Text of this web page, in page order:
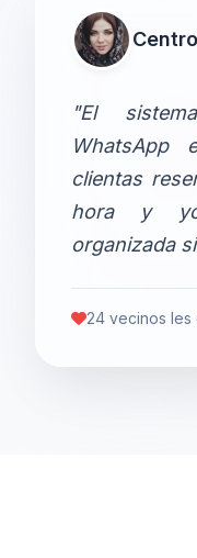
"El
WhatsApp
clientas
hora y
organizada
24 vecinos les